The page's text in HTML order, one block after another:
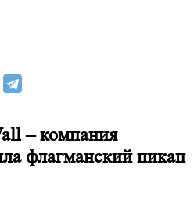
– компания
флагманский пикап